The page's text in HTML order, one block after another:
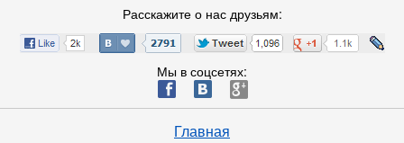
Расскажите о нас друзьям:
Мы в соцсетях:
ä æ è
Главная